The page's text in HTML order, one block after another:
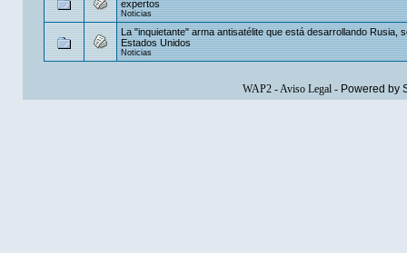
expertos
Noticias
La "inquietante" arma antisatélite que está desarrollando Rusia,
Estados Unidos
Noticias
WAP2-Aviso Legal- Powered by